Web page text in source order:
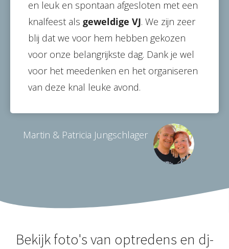
en leuk en spontaan afgesloten met een
knalfeest als geweldige VJ. We zijn zeer
blij dat we voor hem hebben gekozen
voor onze belangrijkste dag. Dank je wel
voor het meedenken en het organiseren
van deze knal leuke avond.
Martin & Patricia Jungschlager
Bekijk foto's van optredens en dj-